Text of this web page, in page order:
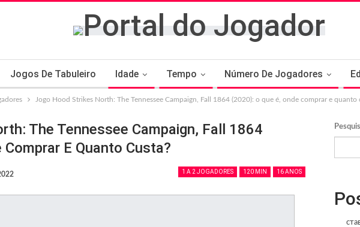
Jogos De Tabuleiro Idade Tempo Número De Jogadores
Jogo Hood Strikes North: The Tennessee Campaign, Fall 1864 (2020): o que é, onde comprar e quanto
The Tennessee Campaign, Fall 1864
Comprar E Quanto Custa?
1 A 2 JOGADORES 120 MIN 16 ANOS